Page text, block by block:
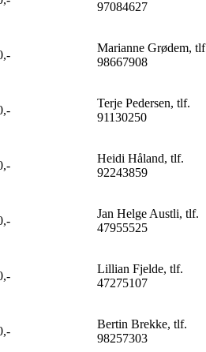
97084627
Marianne Grødem,
98667908
Terje Pedersen, tlf.
91130250
Heidi Håland, tlf.
92243859
Jan Helge Austli, tlf.
47955525
Lillian Fjelde, tlf.
47275107
Bertin Brekke, tlf.
98257303